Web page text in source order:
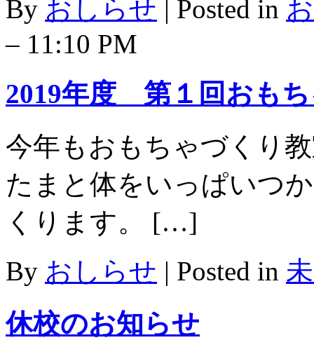
By おしらせ | Posted in
– 11:10 PM
2019年度 第１回おも
今年もおもちゃづくり
たまと体をいっぱいつ
くります。 […]
By おしらせ | Posted in
休校のお知らせ